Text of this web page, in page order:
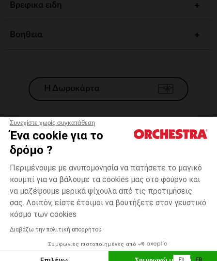
Συνεχίστε χωρίς συγκατάθεση
Ένα cookie για το
δρόμο ?
Περιμένουμε με ανυπομονησία να πατήσετε το μαγικό
κουμπί για να βάλουμε τα cookies μας στο φούρνο και
να μαζέψουμε μερικά ψίχουλα από τις προτιμήσεις
σας. Λοιπόν, είστε έτοιμοι να βουτήξετε στον γευστικό
κόσμο των cookies
Διαβάζω την πολιτική απορρήτου
Συμφωνίες πιστοποιημένες από
Μπλε
one
Δυνατότητα πληρωμής με
ΕΠΙΛΟΓΗ ΜΕΓΕΘΟΥΣ
Βρεφικα ειδη
Βοηθεια
Η Δωροκάρτα
Γενικοί 'Οροι Πώλησης
*Εμπορικες προσφορες
Προσωπικά δεδομένα
Διαχείρηση των cookies
Προσβασιμότητα: μη συμμορφούμενη
H Orchestra συμμετέχει στον κωδικά δεοντολογίας και στο σύστημα
μεσολάβησης της Γαλλικής Ομοσπονδίας Ηλεκτρονικού Εμπορίου.